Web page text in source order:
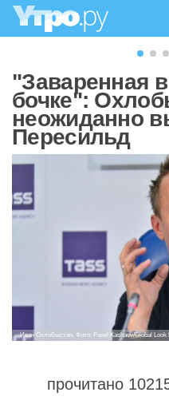
"Заваренная
бочке":
неожиданно
Пересильд
Иван Охлобыстин. Фото: Pavel Kashaev/Global
прочитано